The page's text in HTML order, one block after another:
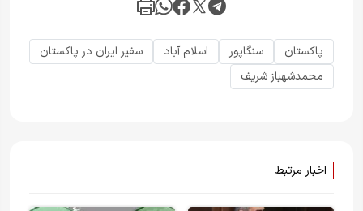
پاکستان سنگاپور اسلام آباد
سفیر ایران در پاکستان
محمد‌شهباز شریف
اخبار مرتبط